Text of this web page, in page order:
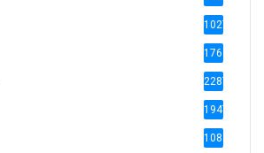
1027
1769
2287
1947
1088